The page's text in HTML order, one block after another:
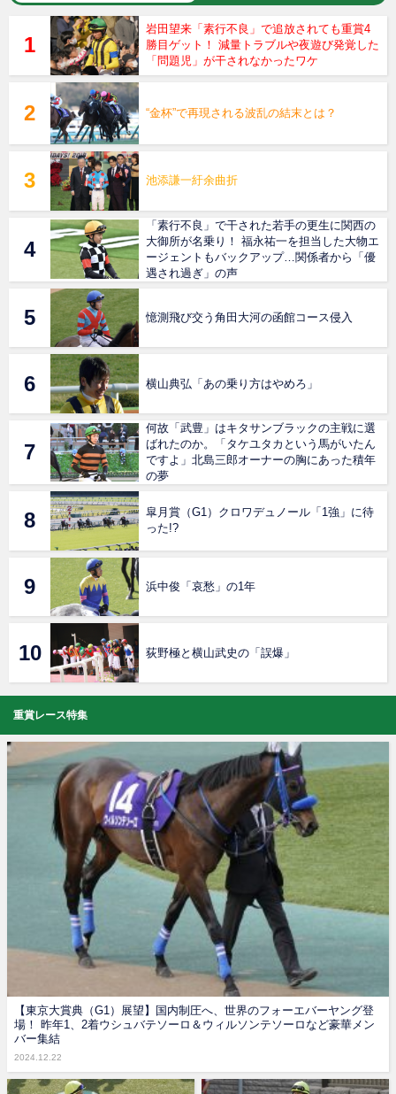
岩田望来「素行不良」で追放されても重賞4
勝目ゲット！ 減量トラブルや夜遊び発覚した
「問題児」が干されなかったワケ
“金杯”で再現される波乱の結末とは？
池添謙一紆余曲折
「素行不良」で干された若手の更生に関西の
大御所が名乗り！ 福永祐一を担当した大物エ
ージェントもバックアップ…関係者から「優
遇され過ぎ」の声
憶測飛び交う角田大河の函館コース侵入
横山典弘「あの乗り方はやめろ」
何故「武豊」はキタサンブラックの主戦に選
ばれたのか。「タケユタカという馬がいたん
ですよ」北島三郎オーナーの胸にあった積年
の夢
皐月賞（G1）クロワデュノール「1強」に待
った!?
浜中俊「哀愁」の1年
荻野極と横山武史の「誤爆」
重賞レース特集
【東京大賞典（G1）展望】国内制圧へ、世界のフォーエバーヤング登
場！ 昨年1、2着ウシュバテソーロ＆ウィルソンテソーロなど豪華メン
バー集結
2024.12.22